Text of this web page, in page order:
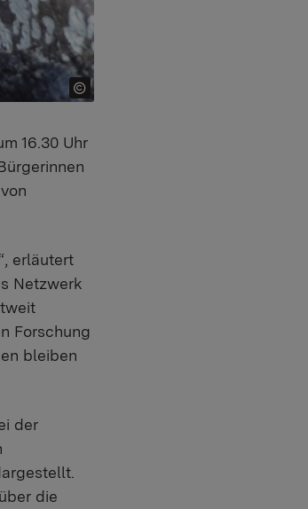
16.30 Uhr
erläutert
Netzwerk
Forschung
bleiben
der
die